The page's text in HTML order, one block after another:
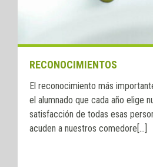
RECONOCIMIENTOS
El reconocimiento más
el alumnado que cada año elige
satisfacción de todas esas
acuden a nuestros comedore[...]